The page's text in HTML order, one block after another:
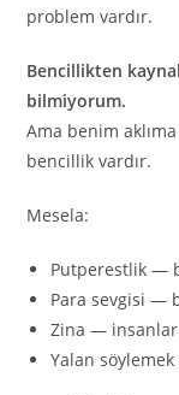
problem vardır.
Bencillikten
bilmiyorum.
Ama benim
bencillik vardır.
Mesela:
Putperestlik —
Para sevgisi —
Zina — insanlar
Yalan